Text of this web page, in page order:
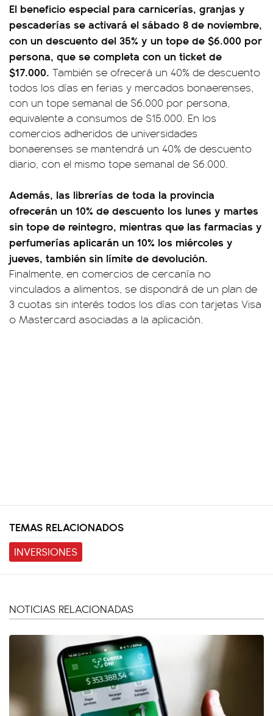
El beneficio especial para carnicerías, granjas y
pescaderías se activará el sábado 8 de noviembre,
con un descuento del 35% y un tope de $6.000 por
persona, que se completa con un ticket de
$17.000. También se ofrecerá un 40% de descuento
todos los días en ferias y mercados bonaerenses,
con un tope semanal de $6.000 por persona,
equivalente a consumos de $15.000. En los
comercios adheridos de universidades
bonaerenses se mantendrá un 40% de descuento
diario, con el mismo tope semanal de $6.000.
Además, las librerías de toda la provincia
ofrecerán un 10% de descuento los lunes y martes
sin tope de reintegro, mientras que las farmacias y
perfumerías aplicarán un 10% los miércoles y
jueves, también sin límite de devolución.
Finalmente, en comercios de cercanía no
vinculados a alimentos, se dispondrá de un plan de
3 cuotas sin interés todos los días con tarjetas Visa
o Mastercard asociadas a la aplicación.
TEMAS RELACIONADOS
INVERSIONES
NOTICIAS RELACIONADAS